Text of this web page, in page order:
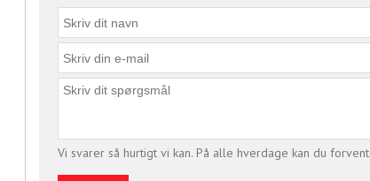
Vi svarer så hurtigt vi kan. På alle hverdage kan du